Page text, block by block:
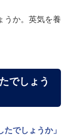
うか。英気を養
でしょう
たでしょうか」